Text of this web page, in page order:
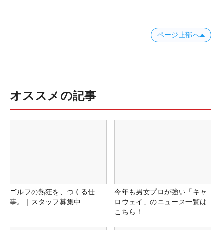
ページ上部へ
オススメの記事
ゴルフの熱狂を、つくる仕
事。｜スタッフ募集中
今年も男女プロが強い「キャ
ロウェイ」のニュース一覧は
こちら！